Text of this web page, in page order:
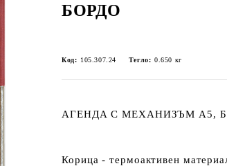
БОРДО
Код: 105.307.24 Тегло: 0.650 кг
АГЕНДА С МЕХАНИЗЪМ А5,
Корица - термоактивен